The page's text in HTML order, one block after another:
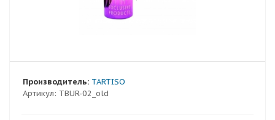
Артикул: TBUR-02_old
Производитель: TARTISO